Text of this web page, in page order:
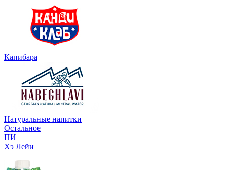
Капибара
Натуральные напитки
Остальное
ПИ
Хэ Лейи